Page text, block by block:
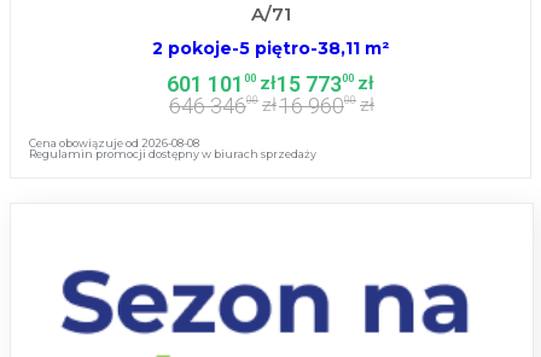
A/71
2 pokoje-5 piętro-38,11 m²
601 101 00 zł
646 34600 zł
15 77300 zł
16 96000 zł
Cena obowiązuje od 2026-08-08
Regulamin promocji dostępny w biurach sprzedaży